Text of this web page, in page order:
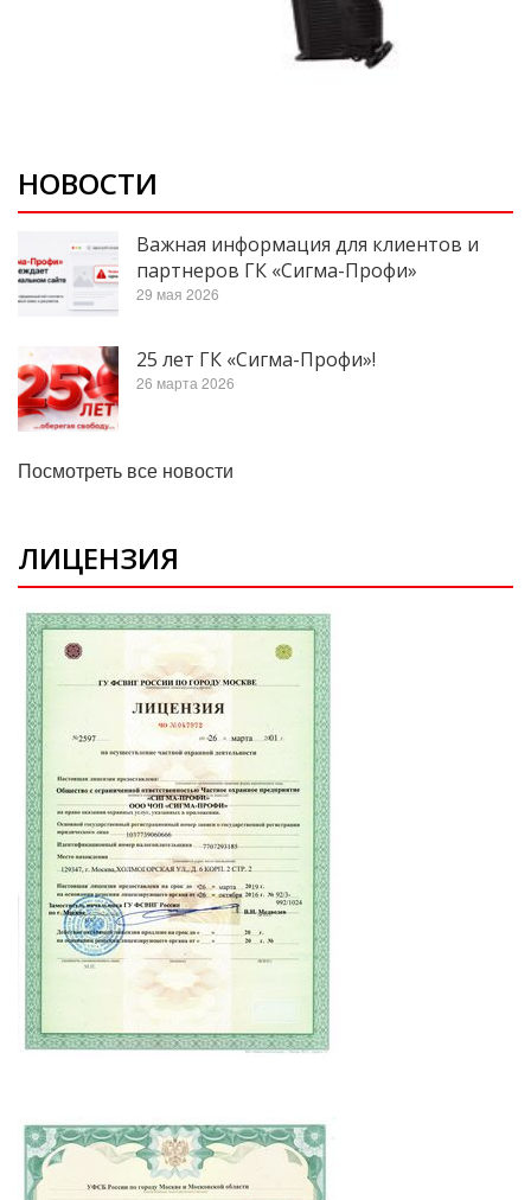
НОВОСТИ
Важная информация для клиентов и
партнеров ГК «Сигма-Профи»
29 мая 2026
25 лет ГК «Сигма-Профи»!
26 марта 2026
Посмотреть все новости
ЛИЦЕНЗИЯ